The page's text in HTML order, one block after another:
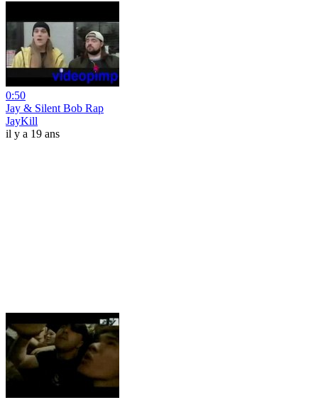
0:50
Jay & Silent Bob Rap
JayKill
il y a 19 ans